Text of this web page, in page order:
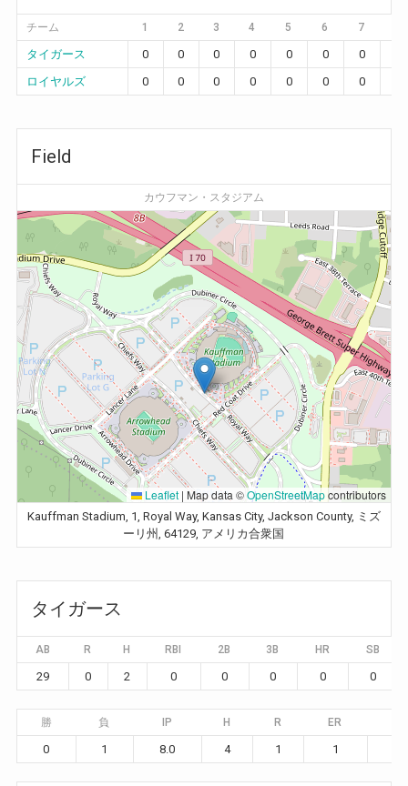
チーム 1 2 3 4 5 6 7
タイガース 0 0 0 0 0 0 0
ロイヤルズ
0 0 0 0 0 0 0
Field
カウフマン・スタジアム
Leaflet | Map data ©OpenStreetMapcontributors
Kauffman Stadium, 1, Royal Way, Kansas City, Jackson County, ミズ
ーリ州, 64129, アメリカ合衆国
タイガース
AB R H RBI 2B 3B HR SB
29 0 2 0 0 0 0 0
勝 負 IP H R ER
0 1 8.0 4 1 1